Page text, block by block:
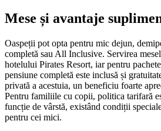
Mese și avantaje
Oaspeții pot opta pentru mic dejun,
completă sau All Inclusive. Servirea
hotelului Pirates Resort, iar pentru
pensiune completă este inclusă și
privată a acestuia, un beneficiu foarte
Pentru familiile cu copii, politica tarifară
funcție de vârstă, existând condiții
pentru cei mici.